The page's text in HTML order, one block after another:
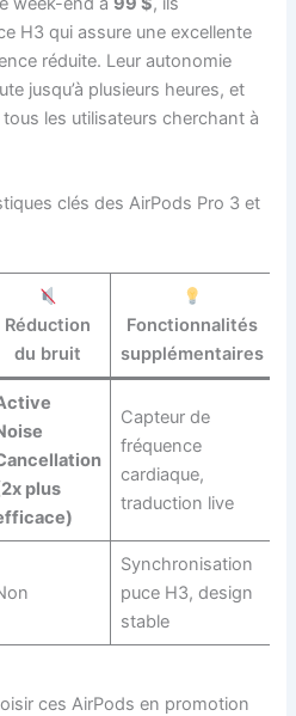
H3 qui assure une excellente
réduite. Leur autonomie
jusqu’à plusieurs heures, et
les utilisateurs cherchant à
clés des AirPods Pro 3 et
Réduction
du bruit
Fonctionnalités
supplémentaires
plus
Capteur de
fréquence
cardiaque,
traduction live
Synchronisation
puce H3, design
stable
ces AirPods en promotion